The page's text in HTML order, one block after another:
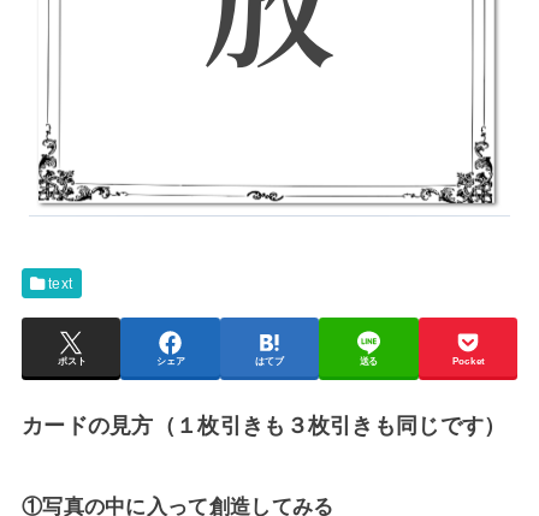
text
ポスト シェア はてブ 送る Pocket
カードの見方（１枚引きも３枚引きも同じです）
①写真の中に入って創造してみる